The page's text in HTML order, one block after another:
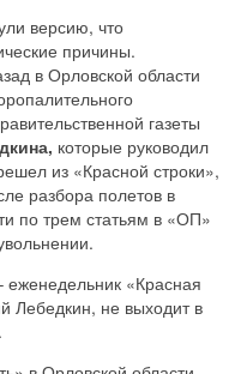
версию, что
причины.
в Орловской области
газеты
которые руководил
из «Красной строки»,
разбора полетов в
по трем статьям в «ОП»
еженедельник «Красная
Лебедкин, не выходит в